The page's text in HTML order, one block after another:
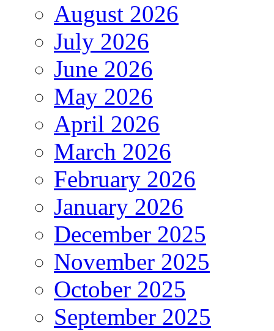
August 2026
July 2026
June 2026
May 2026
April 2026
March 2026
February 2026
January 2026
December 2025
November 2025
October 2025
September 2025